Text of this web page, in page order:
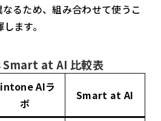
るため、組み合わせて使うこ
ます。
at AI 比較表
AIラ
ボ
Smart at AI